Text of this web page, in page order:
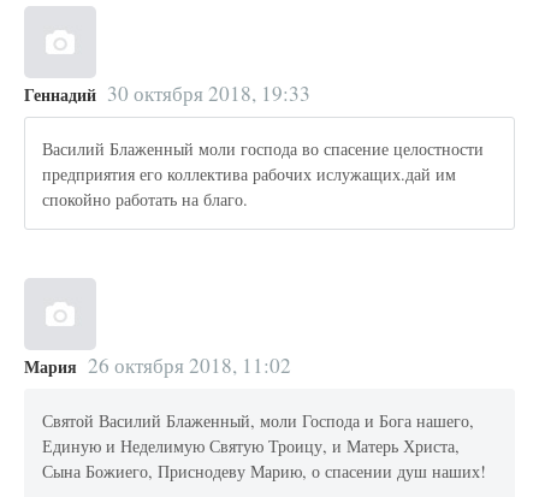
Геннадий 30 октября 2018, 19:33
Василий Блаженный моли господа во спасение целостности
предприятия его коллектива рабочих ислужащих.дай им
спокойно работать на благо.
Мария 26 октября 2018, 11:02
Святой Василий Блаженный, моли Господа и Бога нашего,
Единую и Неделимую Святую Троицу, и Матерь Христа,
Сына Божиего, Приснодеву Марию, о спасении душ наших!